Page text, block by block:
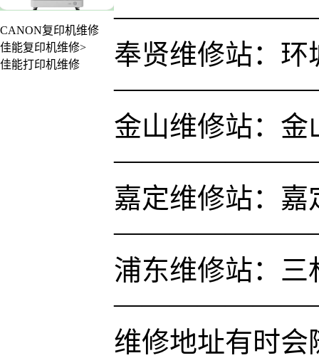
CANON复印机维修
佳能复印机维修>
佳能打印机维修
奉贤维修站：环
金山维修站：金
嘉定维修站：嘉
浦东维修站：三
维修地址有时